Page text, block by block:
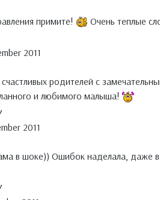
примите!
Очень теплые
2011
родителей с
и любимого малыша!
2011
в шоке)) Ошибок наделала,